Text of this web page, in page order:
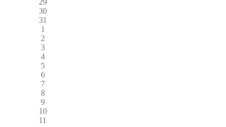
30
31
1
2
3
4
5
6
7
8
9
10
11